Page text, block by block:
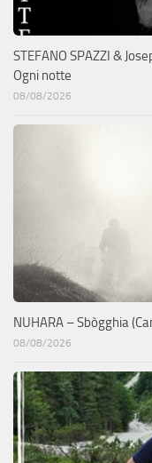
STEFANO SPAZZI &
Ogni notte
08/08/2026
NUHARA – Sbògghia
08/08/2026